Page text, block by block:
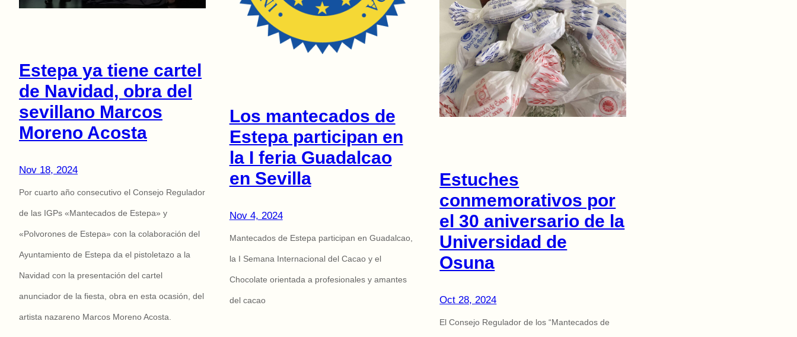
Estepa ya tiene cartel
de Navidad, obra del
sevillano Marcos
Moreno Acosta
Nov 18, 2024
Por cuarto año consecutivo el Consejo Regulador
de las IGPs «Mantecados de Estepa» y
«Polvorones de Estepa» con la colaboración del
Ayuntamiento de Estepa da el pistoletazo a la
Navidad con la presentación del cartel
anunciador de la fiesta, obra en esta ocasión, del
artista nazareno Marcos Moreno Acosta.
Los mantecados de
Estepa participan en
la I feria Guadalcao
en Sevilla
Nov 4, 2024
Mantecados de Estepa participan en Guadalcao,
la I Semana Internacional del Cacao y el
Chocolate orientada a profesionales y amantes
del cacao
Estuches
conmemorativos por
el 30 aniversario de la
Universidad de
Osuna
Oct 28, 2024
El Consejo Regulador de los “Mantecados de